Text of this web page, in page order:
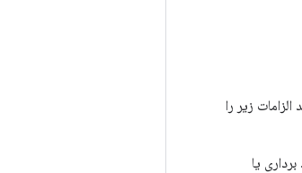
زیر را
یا